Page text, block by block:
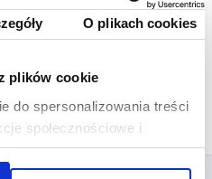
O plikach cookies
plików cookie
do spersonalizowania treści
społecznościowe i
Informacje o tym, jak
udostępniamy partnerom